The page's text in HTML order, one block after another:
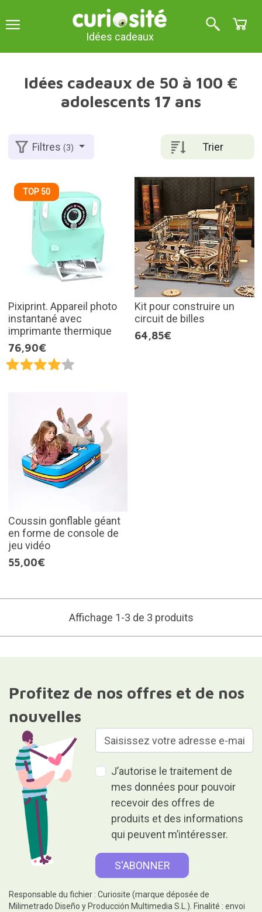
Idées cadeaux
Idées cadeaux de 50 à 100 €
adolescents 17 ans
Trier
Filtres(3)
TOP 50
Pixiprint. Appareil photo
instantané avec
imprimante thermique
76,90€
Kit pour construire un
circuit de billes
64,85€
Coussin gonflable géant
en forme de console de
jeu vidéo
55,00€
Affichage 1-3 de 3 produits
Profitez de nos offres et de nos
nouvelles
J’autorise le traitement de
mes données pour pouvoir
recevoir des offres de
produits et des informations
qui peuvent m’intéresser.
Responsable du fichier : Curiosite (marque déposée de
Milimetrado Diseño y Producción Multimedia S.L.). Finalité : envoi